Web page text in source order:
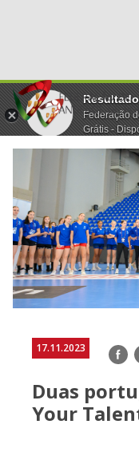
Federação
Grátis -
17.11.2023
Duas
Your